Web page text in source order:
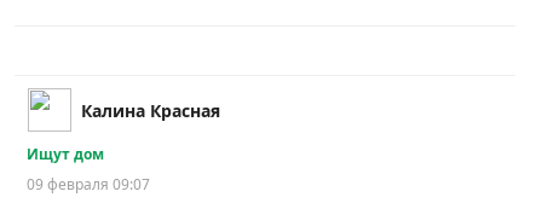
Калина Красная
Ищут дом
09 февраля 09:07